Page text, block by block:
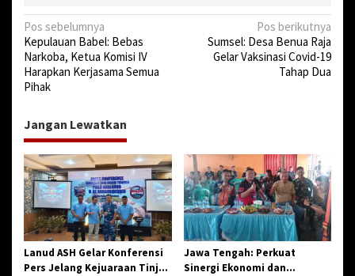
N
a
v
i
g
a
s
i
p
o
s
Pos sebelumnya
Kepulauan Babel: Bebas
Narkoba, Ketua Komisi IV
Harapkan Kerjasama Semua
Pihak
Pos berikutnya
Sumsel: Desa Benua Raja
Gelar Vaksinasi Covid-19
Tahap Dua
Jangan Lewatkan
Lanud ASH Gelar Konferensi
Pers Jelang Kejuaraan Tinju
Jawa Tengah: Perkuat
Sinergi Ekonomi dan